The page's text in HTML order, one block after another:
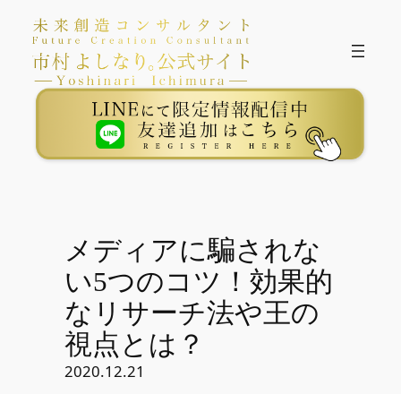
メディアに騙されな
い5つのコツ！効果的
なリサーチ法や王の
視点とは？
2020.12.21